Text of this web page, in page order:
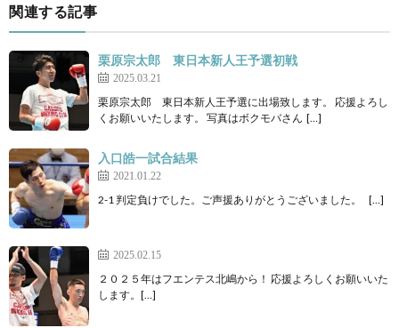
関連する記事
栗原宗太郎 東日本新人王予選初戦
2025.03.21
栗原宗太郎 東日本新人王予選に出場致します。 応援よろし
くお願いいたします。 写真はボクモバさん […]
入口皓一試合結果
2021.01.22
2-1 判定負けでした。ご声援ありがとうございました。 […]
2025.02.15
２０２５年はフエンテス北嶋から！ 応援よろしくお願いいた
します。[…]